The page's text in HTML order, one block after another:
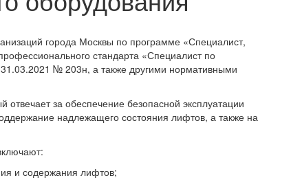
города Москвы по программе «Специалист,
стандарта «Специалист по
№ 203н, а также другими нормативными
за обеспечение безопасной эксплуатации
надлежащего состояния лифтов, а также на
и содержания лифтов;